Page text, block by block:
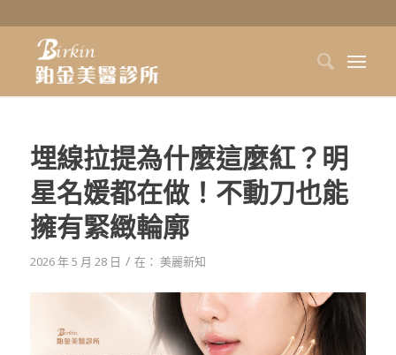
埋線拉提為什麼這麼紅？明
星名媛都在做！不動刀也能
擁有緊緻輪廓
2026 年 5 月 28 日 / 在： 美麗新知